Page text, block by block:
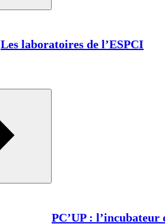
Les laboratoires de l’ESPCI
PC’UP : l’incubateur